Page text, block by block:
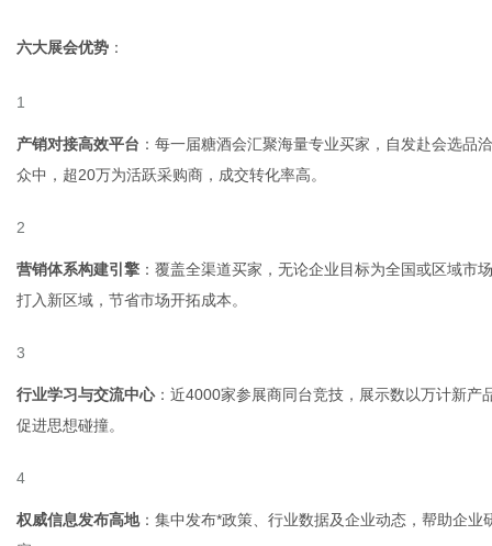
六大展会优势 ：
产销对接高效平台 ：每一届糖酒会汇聚海量专业买家，自发赴会选
众中，超20万为活跃采购商，成交转化率高。
营销体系构建引擎 ：覆盖全渠道买家，无论企业目标为全国或区域
打入新区域，节省市场开拓成本。
行业学习与交流中心：近4000家参展商同台竞技，展示数以万计新产
促进思想碰撞。
权威信息发布高地：集中发布*政策、行业数据及企业动态，帮助企业